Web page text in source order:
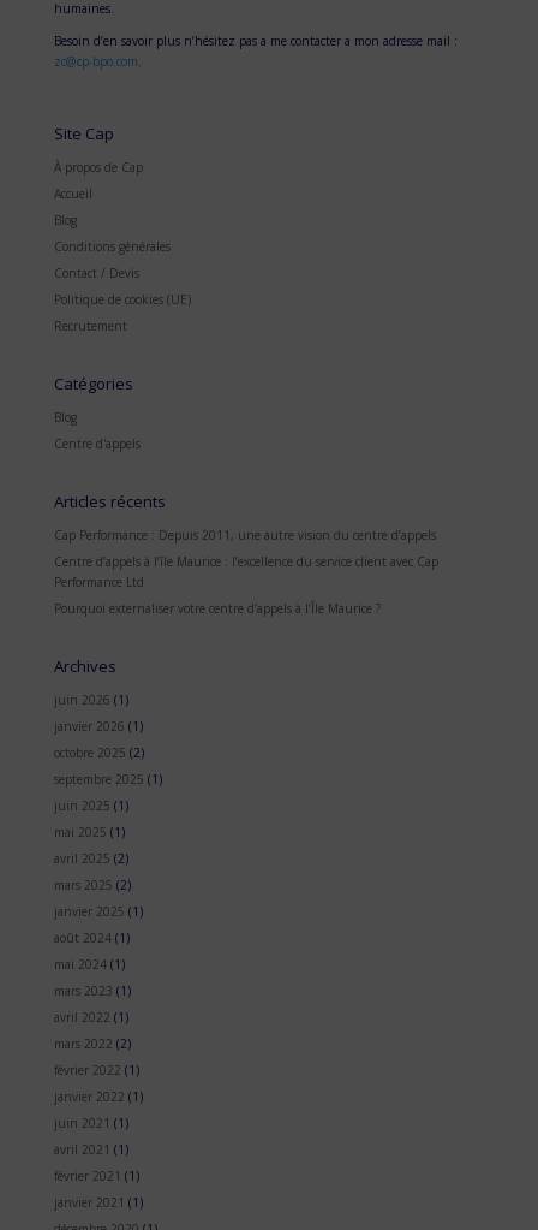
humaines.
Besoin d’en savoir plus n’hésitez pas a me contacter a mon adresse mail :
zc@cp-bpo.com
Site Cap
À propos de Cap
Accueil
Blog
Conditions générales
Contact / Devis
Politique de cookies (UE)
Recrutement
Catégories
Blog
Centre d'appels
Articles récents
Cap Performance : Depuis 2011, une autre vision du centre d’appels
Centre d’appels à l’île Maurice : l’excellence du service client avec Cap
Performance Ltd
Pourquoi externaliser votre centre d’appels à l’Île Maurice ?
Archives
juin 2026 (1)
janvier 2026 (1)
octobre 2025 (2)
septembre 2025 (1)
juin 2025 (1)
mai 2025 (1)
avril 2025 (2)
mars 2025 (2)
janvier 2025 (1)
août 2024(1)
mai 2024(1)
mars 2023 (1)
avril 2022 (1)
mars 2022 (2)
février 2022 (1)
janvier 2022 (1)
juin 2021 (1)
avril 2021 (1)
février 2021 (1)
janvier 2021 (1)